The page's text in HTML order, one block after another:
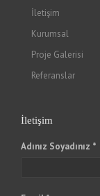
İletişim
Kurumsal
Proje Galerisi
Referanslar
İletişim
Adınız Soyadınız *